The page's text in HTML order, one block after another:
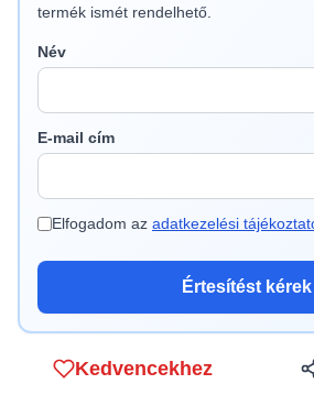
termék ismét rendelhető.
Név
E-mail cím
Elfogadom az adatkezelési
Értesítést kérek
Kedvencekhez